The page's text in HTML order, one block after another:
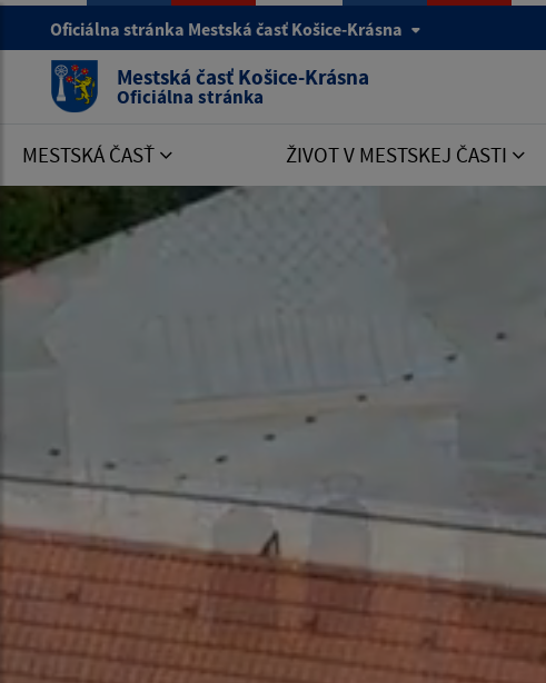
Oficiálna stránka Mestská časť Košice-Krásna
Mestská časť Košice-Krásna
Oficiálna stránka
MESTSKÁ ČASŤ ŽIVOT V MESTSKEJ ČASTI